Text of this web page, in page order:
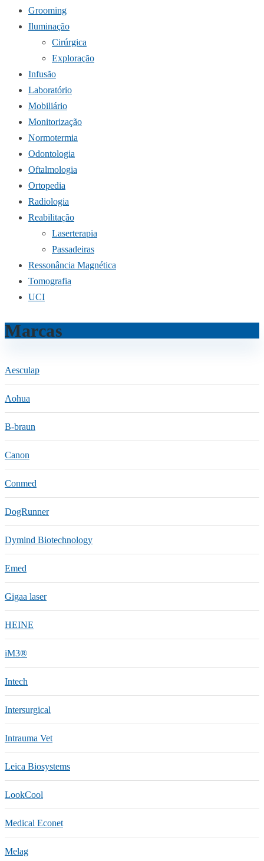
Grooming
Iluminação
Cirúrgica
Exploração
Infusão
Laboratório
Mobiliário
Monitorização
Normotermia
Odontologia
Oftalmologia
Ortopedia
Radiologia
Reabilitação
Laserterapia
Passadeiras
Ressonância Magnética
Tomografia
UCI
Marcas
Aesculap
Aohua
B-braun
Canon
Conmed
DogRunner
Dymind Biotechnology
Emed
Gigaa laser
HEINE
iM3®️
Intech
Intersurgical
Intrauma Vet
Leica Biosystems
LookCool
Medical Econet
Melag